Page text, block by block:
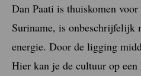
Dan Paati is thuiskomen
Suriname, is onbeschrijfelijk
energie. Door de ligging
Hier kan je de cultuur op